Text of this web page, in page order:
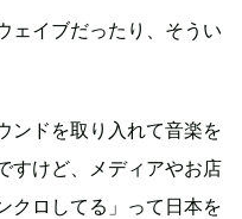
イブだったり、そうい
ンドを取り入れて音楽を
すけど、メディアやお店
クロしてる」って日本を